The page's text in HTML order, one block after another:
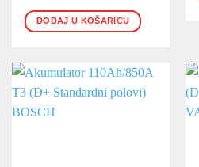
DODAJ U KOŠARICU